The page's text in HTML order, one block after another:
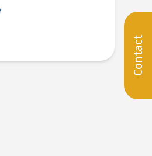
Contact